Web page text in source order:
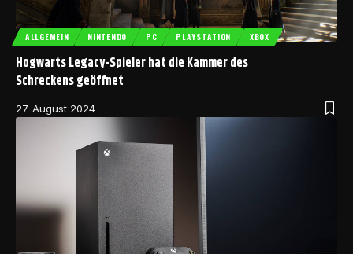
ALLGEMEIN NINTENDO PC PLAYSTATION XBOX
Hogwarts Legacy-Spieler hat die Kammer des
Schreckens geöffnet
27. August 2024